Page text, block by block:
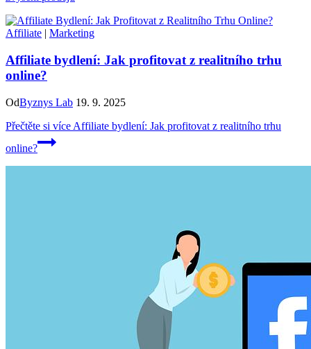
Affiliate | Marketing
Affiliate bydlení: Jak profitovat z realitního trhu
online?
OdByznys Lab 19. 9. 2025
Přečtěte si více Affiliate bydlení: Jak profitovat z realitního trhu
online?